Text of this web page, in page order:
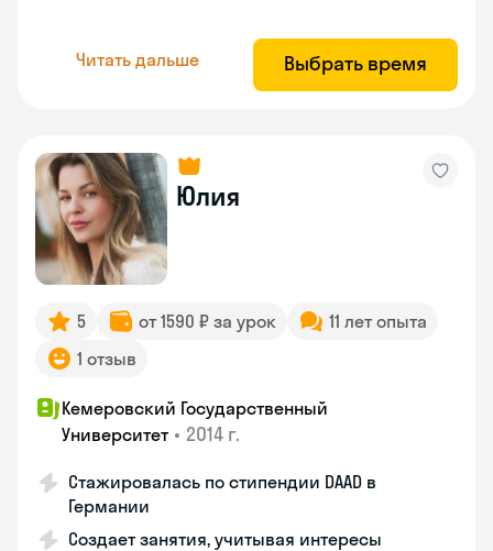
Читать дальше Выбрать время
Юлия
5 от 1590 ₽ за урок
11 лет опыта
1 отзыв
Кемеровский Государственный
Университет • 2014 г.
Стажировалась по стипендии DAAD в
Германии
Создает занятия, учитывая интересы